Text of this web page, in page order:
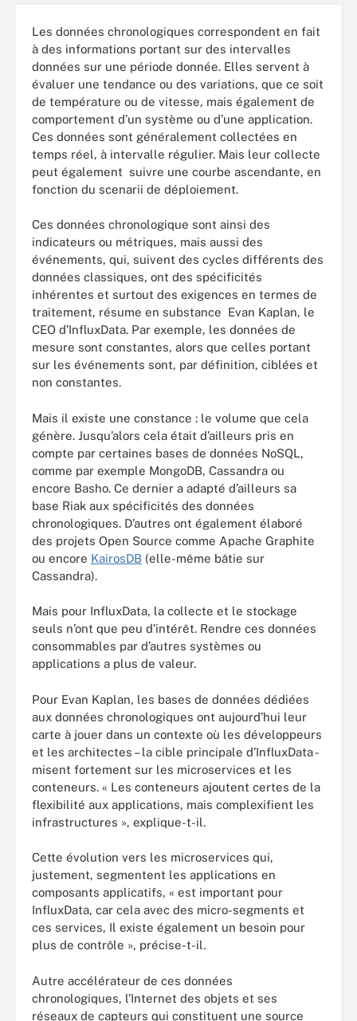
Les données chronologiques correspondent en fait
à des informations portant sur des intervalles
données sur une période donnée. Elles servent à
évaluer une tendance ou des variations, que ce soit
de température ou de vitesse, mais également de
comportement d’un système ou d’une application.
Ces données sont généralement collectées en
temps réel, à intervalle régulier. Mais leur collecte
peut également suivre une courbe ascendante, en
fonction du scenarii de déploiement.
Ces données chronologique sont ainsi des
indicateurs ou métriques, mais aussi des
événements, qui, suivent des cycles différents des
données classiques, ont des spécificités
inhérentes et surtout des exigences en termes de
traitement, résume en substance Evan Kaplan, le
CEO d’InfluxData. Par exemple, les données de
mesure sont constantes, alors que celles portant
sur les événements sont, par définition, ciblées et
non constantes.
Mais il existe une constance : le volume que cela
génère. Jusqu’alors cela était d’ailleurs pris en
compte par certaines bases de données NoSQL,
comme par exemple MongoDB, Cassandra ou
encore Basho. Ce dernier a adapté d’ailleurs sa
base Riak aux spécificités des données
chronologiques. D’autres ont également élaboré
des projets Open Source comme Apache Graphite
ou encore KairosDB (elle-même bâtie sur
Cassandra).
Mais pour InfluxData, la collecte et le stockage
seuls n’ont que peu d’intérêt. Rendre ces données
consommables par d’autres systèmes ou
applications a plus de valeur.
Pour Evan Kaplan, les bases de données dédiées
aux données chronologiques ont aujourd’hui leur
carte à jouer dans un contexte où les développeurs
et les architectes – la cible principale d’InfluxData -
misent fortement sur les microservices et les
conteneurs. « Les conteneurs ajoutent certes de la
flexibilité aux applications, mais complexifient les
infrastructures », explique-t-il.
Cette évolution vers les microservices qui,
justement, segmentent les applications en
composants applicatifs, « est important pour
InfluxData, car cela avec des micro-segments et
ces services, Il existe également un besoin pour
plus de contrôle », précise-t-il.
Autre accélérateur de ces données
chronologiques, l’Internet des objets et ses
réseaux de capteurs qui constituent une source